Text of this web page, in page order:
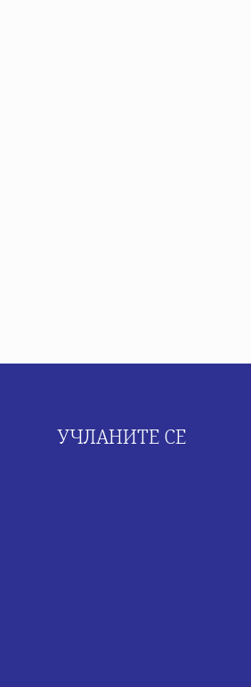
УЧЛАНИТЕ СЕ